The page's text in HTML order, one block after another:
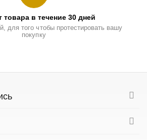
товара в течение 30 дней
для того чтобы протестировать вашу
покупку